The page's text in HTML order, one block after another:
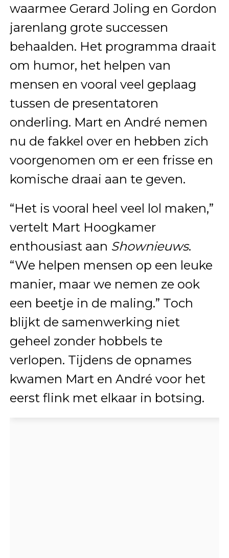
waarmee Gerard Joling en Gordon
jarenlang grote successen
behaalden. Het programma draait
om humor, het helpen van
mensen en vooral veel geplaag
tussen de presentatoren
onderling. Mart en André nemen
nu de fakkel over en hebben zich
voorgenomen om er een frisse en
komische draai aan te geven.
“Het is vooral heel veel lol maken,”
vertelt Mart Hoogkamer
enthousiast aan Shownieuws.
“We helpen mensen op een leuke
manier, maar we nemen ze ook
een beetje in de maling.” Toch
blijkt de samenwerking niet
geheel zonder hobbels te
verlopen. Tijdens de opnames
kwamen Mart en André voor het
eerst flink met elkaar in botsing.